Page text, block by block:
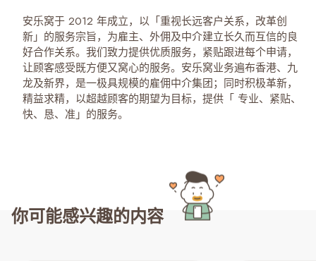
安乐窝于 2012 年成立，以「重视长远客户关系，改革创
新」的服务宗旨，为雇主、外佣及中介建立长久而互信的良
好合作关系。我们致力提供优质服务，紧贴跟进每个申请，
让顾客感受既方便又窝心的服务。安乐窝业务遍布香港、九
龙及新界，是一极具规模的雇佣中介集团；同时积极革新，
精益求精，以超越顾客的期望为目标，提供「 专业、紧贴、
快、恳、准」的服务。
你可能感兴趣的内容